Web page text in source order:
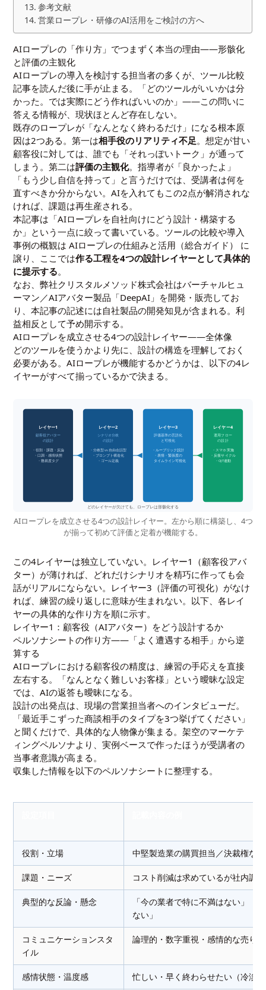
参考文献
営業ロープレ・研修のAI活用をご検討の方へ
AIロープレの「作り方」でつまずく本当の理由——形骸化
と評価の主観化
AIロープレの導入を検討する担当者の多くが、ツール比較
記事を読んだ後に手が止まる。「どのツールがいいかは分
かった。では実際にどう作ればいいのか」——この問いに
答える情報が、現状ほとんど存在しない。
既存のロープレが「なんとなく終わるだけ」になる根本原
因は2つある。第一は相手役のリアリティ不足。想定が甘い
顧客役に対しては、誰でも「それっぽいトーク」が通って
しまう。第二は評価の主観化。指導者が「良かったよ」
「もう少し自信を持って」と言うだけでは、受講者は何を
直すべきか分からない。AIを入れてもこの2点が解消されな
ければ、課題は再生産される。
本記事は「AIロープレを自社向けにどう設計・構築する
か」という一点に絞って書いている。ツールの比較や導入
事例の概観はAIロープレの仕組みと活用（総合ガイド）
に
譲り、ここでは作る工程を4つの設計レイヤーとして具体的
に提示する。
なお、弊社クリスタルメソッド株式会社はバーチャルヒュ
ーマン／AIアバター製品「DeepAI」を開発・販売してお
り、本記事の記述には自社製品の開発知見が含まれる。利
益相反として予め開示する。
AIロープレを成立させる4つの設計レイヤー——全体像
どのツールを使うかより先に、設計の構造を理解しておく
必要がある。AIロープレが機能するかどうかは、以下の4レ
イヤーがすべて揃っているかで決まる。
レイヤー1
顧客役アバター
の設計
・役割・課題・反論
・口調・感情状態
・難易度タグ
レイヤー2
シナリオ分岐
の設計
・分岐型 vs 自由会話型
・プロンプト構造化
・ゴール定義
レイヤー3
評価基準の言語化
と可視化
・ルーブリック設計
・表情・緊張度の
タイムライン可視化
レイヤー4
運用フロー
の設計
・スマホ実施
・反復サイクル
・OJT連動
どのレイヤーが欠けても、ロープレは形骸化する
AIロープレを成立させる4つの設計レイヤー。左から順に構築し、4つ
が揃って初めて評価と定着が機能する。
この4レイヤーは独立していない。レイヤー1（顧客役アバ
ター）が薄ければ、どれだけシナリオを精巧に作っても会
話がリアルにならない。レイヤー3（評価の可視化）がなけ
れば、練習の繰り返しに意味が生まれない。以下、各レイ
ヤーの具体的な作り方を順に示す。
レイヤー1：顧客役（AIアバター）をどう設計するか
ペルソナシートの作り方——「よく遭遇する相手」から逆
算する
AIロープレにおける顧客役の精度は、練習の手応えを直接
左右する。「なんとなく難しいお客様」という曖昧な設定
では、AIの返答も曖昧になる。
設計の出発点は、現場の営業担当者へのインタビューだ。
「最近手こずった商談相手のタイプを3つ挙げてください」
と聞くだけで、具体的な人物像が集まる。架空のマーケテ
ィングペルソナより、実例ベースで作ったほうが受講者の
当事者意識が高まる。
収集した情報を以下のペルソナシートに整理する。
役割・立場 中堅製造業の購買担当／決裁権なし
課題・ニーズ コスト削減は求めているが社内調
典型的な反論・懸念
「今の業者で特に不満はない」「
ない」
コミュニケーションスタ
イル
論理的・数字重視・感情的な売り
感情状態・温度感 忙しい・早く終わらせたい（冷淡